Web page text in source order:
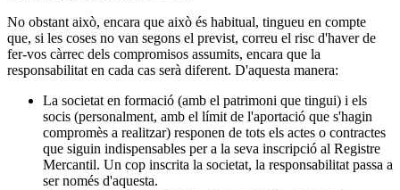
No obstant això, encara que això és habitual, tingueu en compte
que, si les coses no van segons el previst, correu el risc d'haver de
fer-vos càrrec dels compromisos assumits, encara que la
responsabilitat en cada cas serà diferent. D'aquesta manera:
La societat en formació (amb el patrimoni que tingui) i els
socis (personalment, amb el límit de l'aportació que s'hagin
compromès a realitzar) responen de tots els actes o contractes
que siguin indispensables per a la seva inscripció al Registre
Mercantil. Un cop inscrita la societat, la responsabilitat passa a
ser només d'aquesta.